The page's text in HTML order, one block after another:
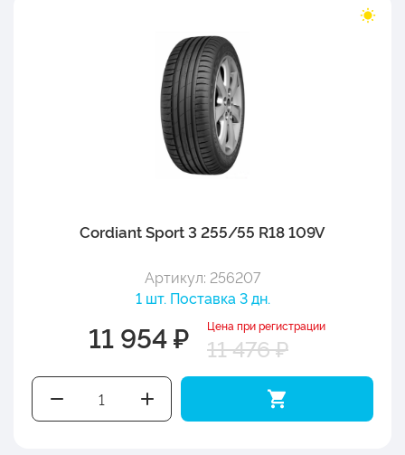
Cordiant Sport 3 255/55 R18 109V
Артикул: 256207
1 шт. Поставка 3 дн.
11 954 ₽ Цена при регистрации
11 476 ₽